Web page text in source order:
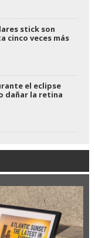
stick son
cinco veces más
el eclipse
dañar la retina